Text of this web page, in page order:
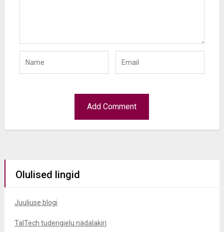
Olulised lingid
Juuliuse blogi
TalTech tudengielu nädalakiri